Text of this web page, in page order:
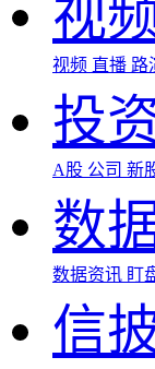
视
视频 直播 路
投
A股 公司 新
数
数据资讯 盯
信